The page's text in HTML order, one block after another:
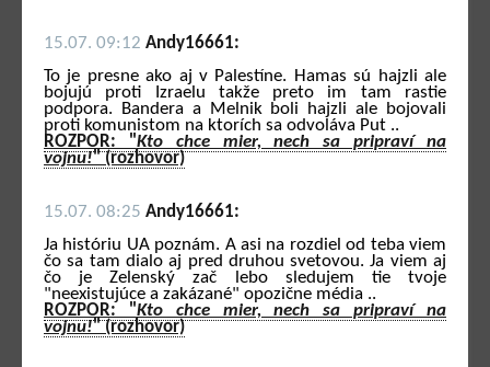
15.07. 09:12 Andy16661:
To je presne ako aj v Palestíne. Hamas sú hajzli ale
bojujú proti Izraelu takže preto im tam rastie
podpora. Bandera a Melnik boli hajzli ale bojovali
proti komunistom na ktorích sa odvoláva Put ..
ROZPOR: "Kto chce mier, nech sa pripraví na
vojnu!" (rozhovor)
15.07. 08:25 Andy16661:
Ja históriu UA poznám. A asi na rozdiel od teba viem
čo sa tam dialo aj pred druhou svetovou. Ja viem aj
čo je Zelenský zač lebo sledujem tie tvoje
"neexistujúce a zakázané" opozične média ..
ROZPOR: "Kto chce mier, nech sa pripraví na
vojnu!" (rozhovor)